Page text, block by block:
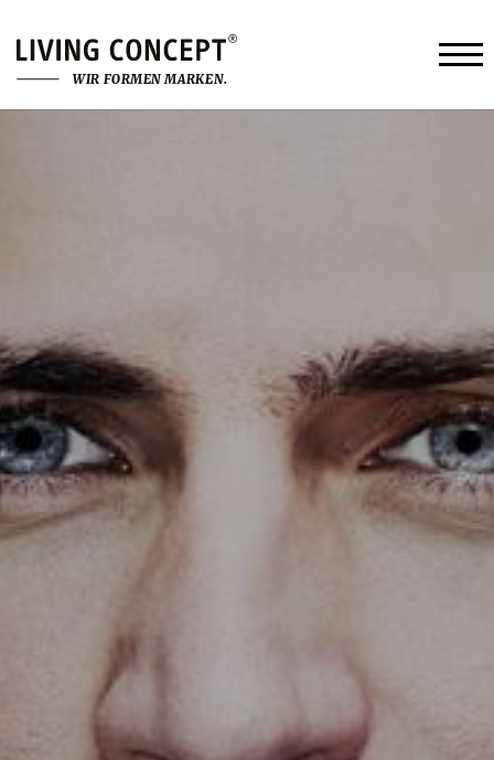
WIR FORMENMARKEN.